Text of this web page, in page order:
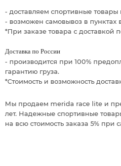
- доставляем спортивные
- возможен самовывоз в пунктах
*При заказе товара с доставкой
Доставка по России
- производится при 100%
гарантию груза.
*Стоимость и возможность
Мы продаем merida race lite и
лет. Надежные спортивные
на всю стоимость заказа 5%